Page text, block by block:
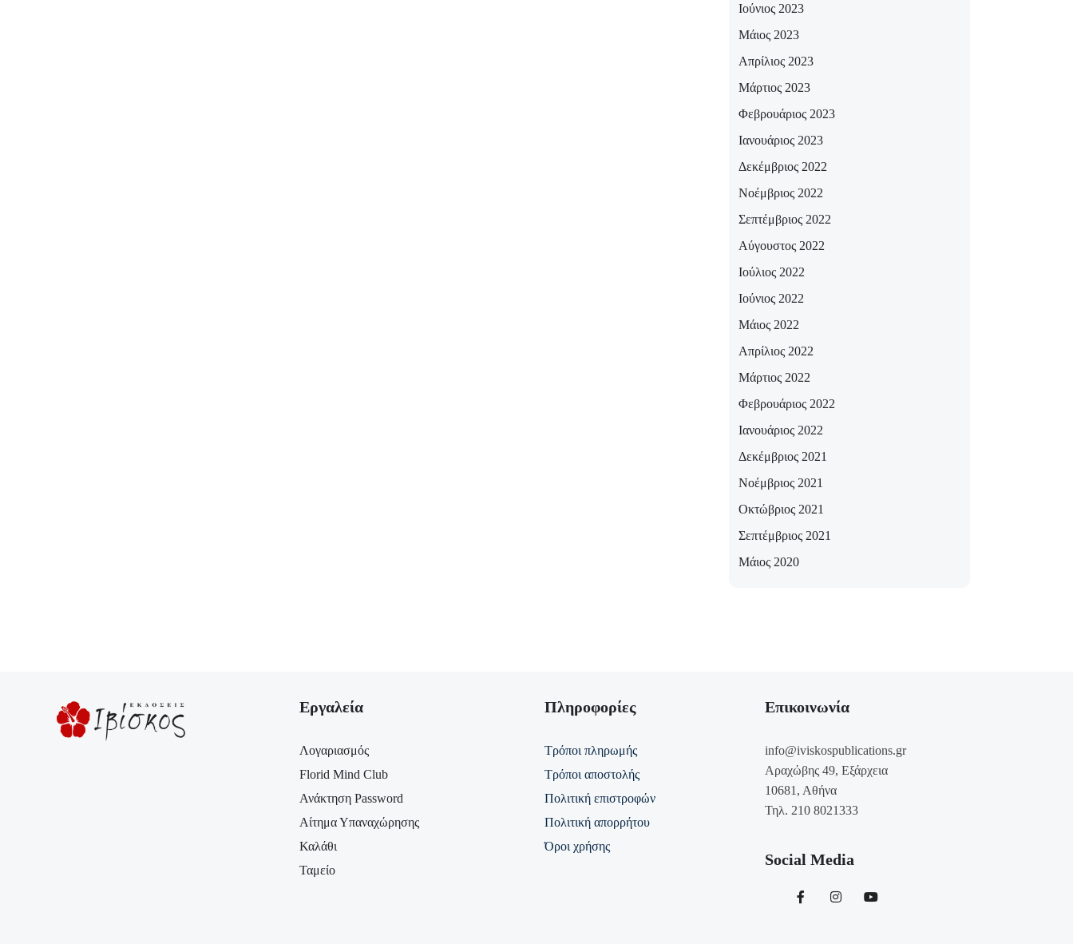
Ιούνιος 2023
Μάιος 2023
Απρίλιος 2023
Μάρτιος 2023
Φεβρουάριος 2023
Ιανουάριος 2023
Δεκέμβριος 2022
Νοέμβριος 2022
Σεπτέμβριος 2022
Αύγουστος 2022
Ιούλιος 2022
Ιούνιος 2022
Μάιος 2022
Απρίλιος 2022
Μάρτιος 2022
Φεβρουάριος 2022
Ιανουάριος 2022
Δεκέμβριος 2021
Νοέμβριος 2021
Οκτώβριος 2021
Σεπτέμβριος 2021
Μάιος 2020
Εργαλεία
Λογαριασμός
Florid Mind Club
Ανάκτηση Password
Αίτημα Υπαναχώρησης
Καλάθι
Ταμείο
Πληροφορίες
Τρόποι πληρωμής
Τρόποι αποστολής
Πολιτική επιστροφών
Πολιτική απορρήτου
Όροι χρήσης
Επικοινωνία
info@iviskospublications.gr
Αραχώβης 49, Εξάρχεια
10681, Αθήνα
Τηλ. 210 8021333
Social Media